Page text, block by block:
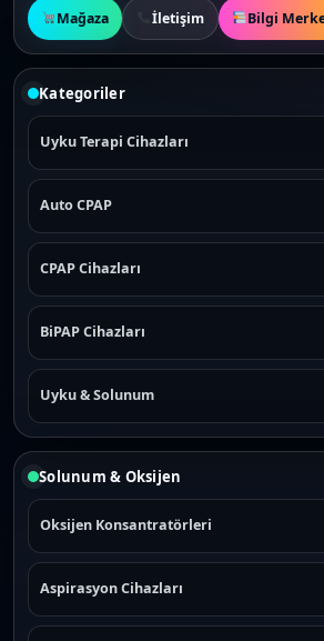
Mağaza İletişim Bilgi
Kategoriler
Uyku Terapi Cihazları
Auto CPAP
CPAP Cihazları
BiPAP Cihazları
Uyku & Solunum
Solunum & Oksijen
Oksijen Konsantratörleri
Aspirasyon Cihazları